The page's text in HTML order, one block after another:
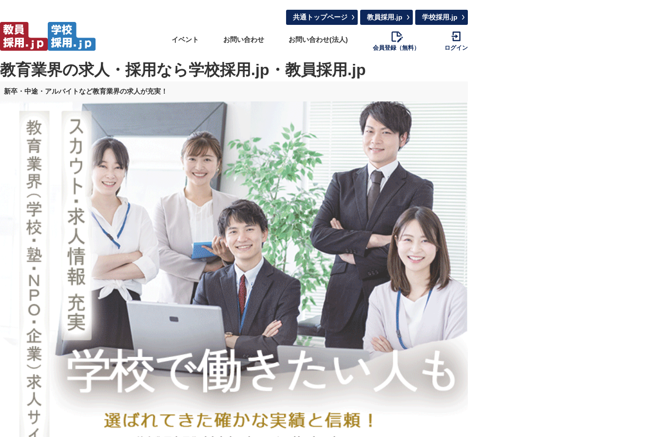
共通トップページ 教員採用.jp 学校採用.jp
イベント お問い合わせ お問い合わせ(法人)
会員登録（無料） ログイン
教育業界の求人・採用なら学校採用.jp・教員採用.jp
新卒・中途・アルバイトなど教育業界の求人が充実！